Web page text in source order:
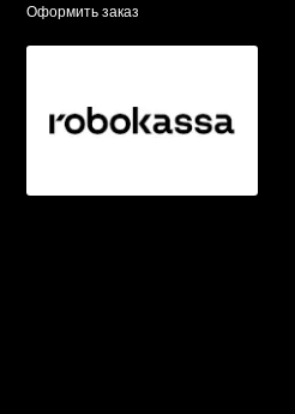
Оформить заказ